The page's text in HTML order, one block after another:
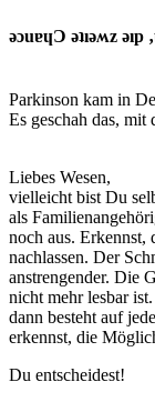
ǝɔuɐɥƆ ǝʇıǝʍz ǝıp
Parkinson kam in
Es geschah das, mit
Liebes Wesen,
vielleicht bist Du
als
noch aus. Erkennst,
nachlassen. Der
anstrengender. Die
nicht mehr lesbar
dann besteht auf
erkennst, die
Du entscheidest!